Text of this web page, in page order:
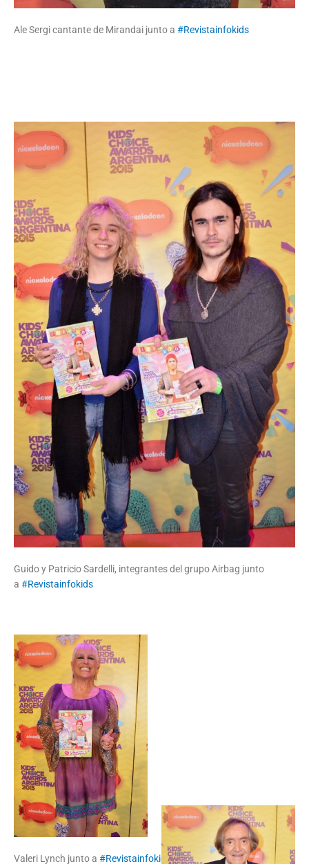
Ale Sergi cantante de Mirandai junto a #Revistainfokids
Guido y Patricio Sardelli, integrantes del grupo Airbag junto
a #Revistainfokids
Valeri Lynch junto a #Revistainfokids